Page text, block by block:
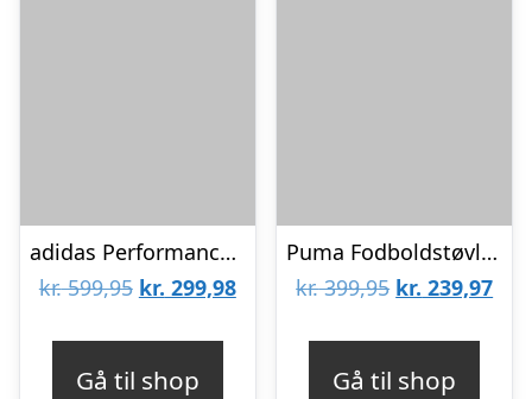
adidas Performance fodboldstøvler – F50 League TF J Messi – Silv
kr.599,95 Den
kr. 299,98Den
Gå til shop
Puma Fodboldstøvler – Future 9 Play V FG/AG RB Jr – Rød
kr.399,95 Den
kr. 239,97Den
Gå til shop